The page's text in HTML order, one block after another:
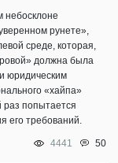
небосклоне
рунете»,
среде, которая,
должна была
юридическим
«хайпа»
раз попытается
его требований.
4441 50